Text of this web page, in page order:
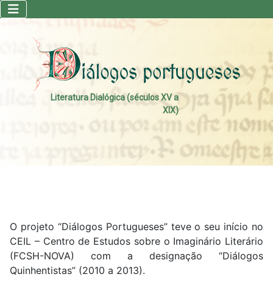
Literatura Dialógica (séculos XV a
XIX)
O projeto “Diálogos Portugueses” teve o seu início no
CEIL – Centro de Estudos sobre o Imaginário Literário
(FCSH-NOVA) com a designação “Diálogos
Quinhentistas” (2010 a 2013).